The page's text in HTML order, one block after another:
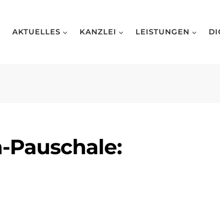
AKTUELLES KANZLEI LEISTUNGEN
Pauschale: